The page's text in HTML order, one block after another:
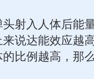
射入人体后能
说达能效应越
比例越高，那